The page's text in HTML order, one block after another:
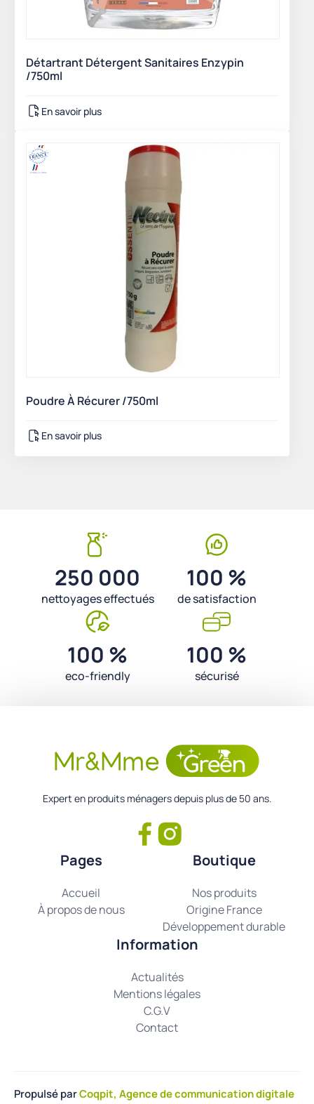
Détartrant Détergent Sanitaires Enzypin
/750ml
En savoir plus
Poudre À Récurer /750ml
En savoir plus
250 000
nettoyages effectués
100 %
de satisfaction
100 %
eco-friendly
100 %
sécurisé
Expert en produits ménagers depuis plus de 50 ans.
Pages
Accueil
À propos de nous
Boutique
Nos produits
Origine France
Développement durable
Information
Actualités
Mentions légales
C.G.V
Contact
Propulsé parCoqpit, Agence de communication digitale